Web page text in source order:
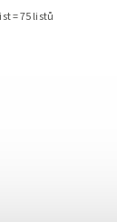
= 75 listů